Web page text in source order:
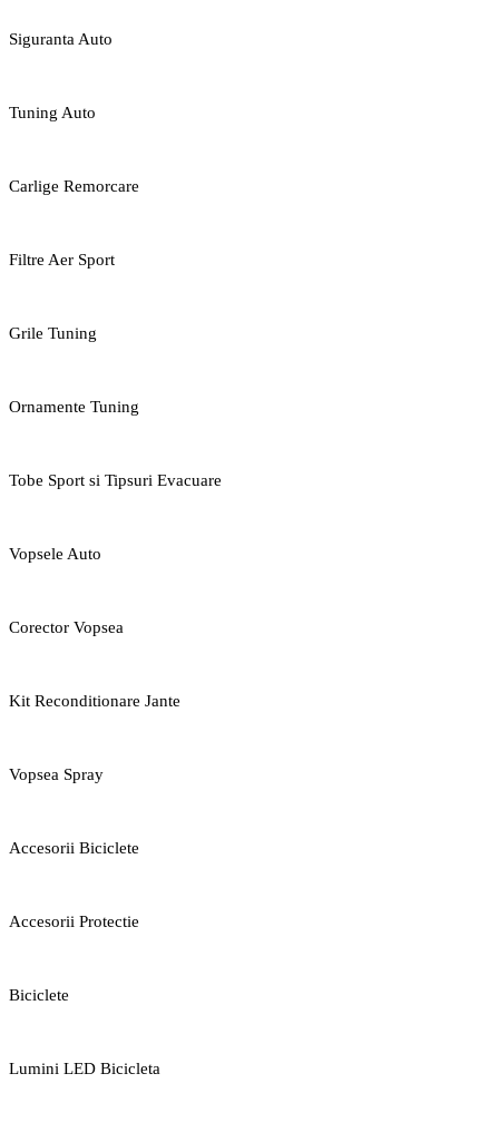
Siguranta Auto
Tuning Auto
Carlige Remorcare
Filtre Aer Sport
Grile Tuning
Ornamente Tuning
Tobe Sport si Tipsuri Evacuare
Vopsele Auto
Corector Vopsea
Kit Reconditionare Jante
Vopsea Spray
Accesorii Biciclete
Accesorii Protectie
Biciclete
Lumini LED Bicicleta